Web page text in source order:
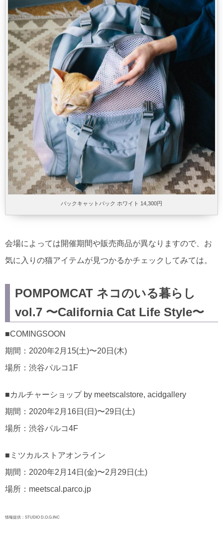
バックキャットパック ホワイト 14,300円
会場によっては開催期間や販売商品が異なりますので、お
気に入りの猫アイテムが見つかるかチェックしてみては。
POMPOMCAT ネコのいる暮らし
vol.7 〜California Cat Life Style〜
■COMINGSOON
期間：2020年2月15(土)〜20日(木)
場所：渋谷パルコ1F
■カルチャーショップ by meetscalstore, acidgallery
期間：2020年2月16日(日)〜29日(土)
場所：渋谷パルコ4F
■ミツカルストアオンライン
期間：2020年2月14日(金)〜2月29日(土)
場所：meetscal.parco.jp
情報提供：STUDIO D.O.G.INC